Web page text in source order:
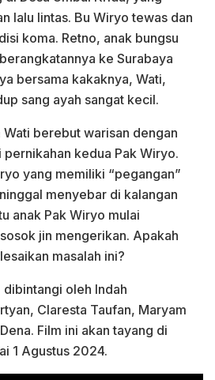
lalu lintas. Bu Wiryo tewas dan
koma. Retno, anak bungsu
ke Surabaya
bersama kakaknya, Wati,
sang ayah sangat kecil.
berebut warisan dengan
kedua Pak Wiryo.
yang memiliki “pegangan”
menyebar di kalangan
anak Pak Wiryo mulai
jin mengerikan. Apakah
masalah ini?
dibintangi oleh Indah
Claresta Taufan, Maryam
Film ini akan tayang di
1 Agustus 2024.